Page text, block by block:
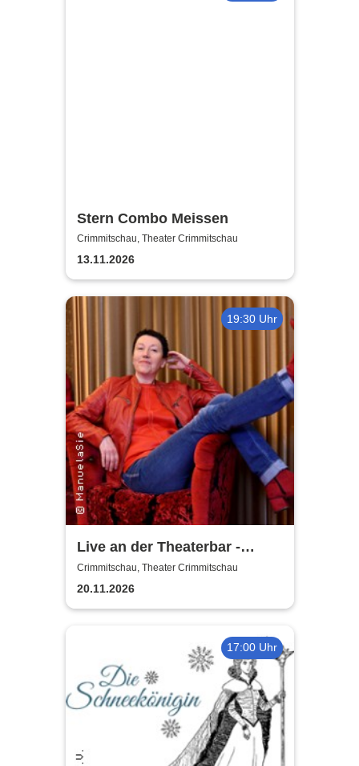
Stern Combo Meissen
Crimmitschau, Theater Crimmitschau
13.11.2026
19:30 Uhr
Live an der Theaterbar -
ManuelaSie & Band
Crimmitschau, Theater Crimmitschau
20.11.2026
17:00 Uhr